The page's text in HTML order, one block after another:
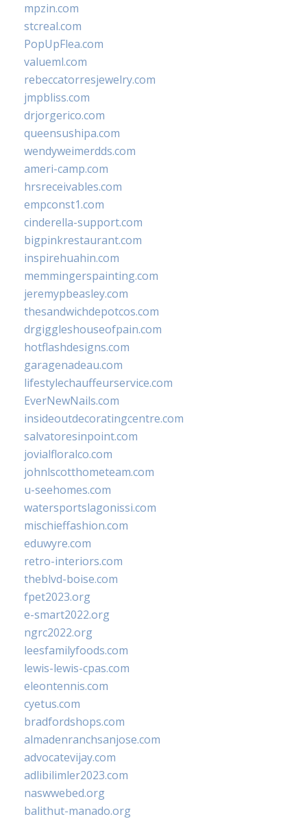
mpzin.com
stcreal.com
PopUpFlea.com
valueml.com
rebeccatorresjewelry.com
jmpbliss.com
drjorgerico.com
queensushipa.com
wendyweimerdds.com
ameri-camp.com
hrsreceivables.com
empconst1.com
cinderella-support.com
bigpinkrestaurant.com
inspirehuahin.com
memmingerspainting.com
jeremypbeasley.com
thesandwichdepotcos.com
drgiggleshouseofpain.com
hotflashdesigns.com
garagenadeau.com
lifestylechauffeurservice.com
EverNewNails.com
insideoutdecoratingcentre.com
salvatoresinpoint.com
jovialfloralco.com
johnlscotthometeam.com
u-seehomes.com
watersportslagonissi.com
mischieffashion.com
eduwyre.com
retro-interiors.com
theblvd-boise.com
fpet2023.org
e-smart2022.org
ngrc2022.org
leesfamilyfoods.com
lewis-lewis-cpas.com
eleontennis.com
cyetus.com
bradfordshops.com
almadenranchsanjose.com
advocatevijay.com
adlibilimler2023.com
naswwebed.org
balithut-manado.org